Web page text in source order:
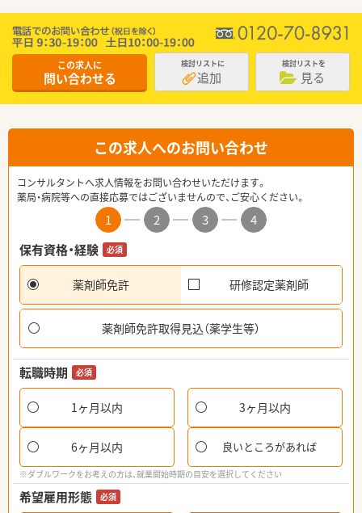
この求人に
問い合わせる
検討リストに
追加
検討リストを
見る
この求人へのお問い合わせ
コンサルタントへ求人情報をお問い合わせいただけます。
薬局・病院等への直接応募ではございませんので、ご安心ください。
1 2 3
4
保有資格・経験
必須
薬剤師免許 研修認定薬剤師
薬剤師免許取得見込（薬学生等）
転職時期 必須
1ヶ月以内 3ヶ月以内
6ヶ月以内 良いところがあれば
※ダブルワークをお考えの方は、就業開始時期の目安を選択してください
希望雇用形態 必須